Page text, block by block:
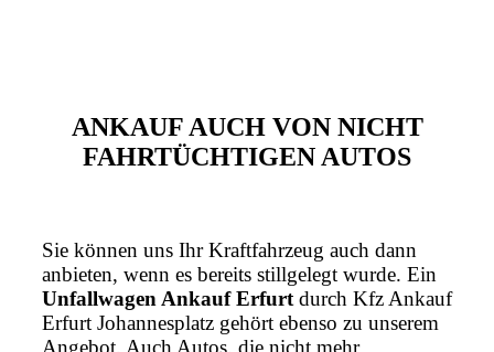
ANKAUF AUCH VON NICHT
FAHRTÜCHTIGEN AUTOS
Sie können uns Ihr Kraftfahrzeug auch dann
anbieten, wenn es bereits stillgelegt wurde. Ein
Unfallwagen Ankauf Erfurt durch Kfz Ankauf
Erfurt Johannesplatz gehört ebenso zu unserem
Angebot. Auch Autos, die nicht mehr